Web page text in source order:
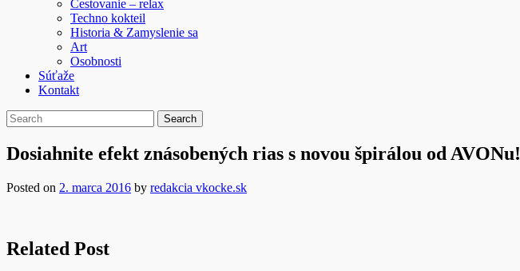
Cestovanie – relax
Techno kokteil
Historia & Zamyslenie sa
Art
Osobnosti
Súťaže
Kontakt
Dosiahnite efekt znásobených rias s novou špirálou od AVONu!
Posted on 2. marca 2016 by redakcia vkocke.sk
Related Post